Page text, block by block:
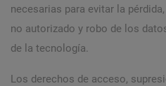
necesarias para evitar la
no autorizado y robo de los
de la tecnología.
Los derechos de acceso,